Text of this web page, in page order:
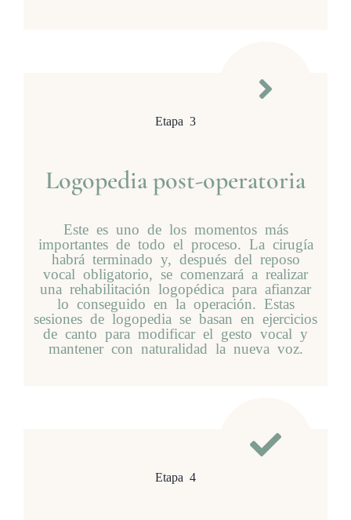
Etapa 3
Logopedia post-operatoria
Este es uno de los momentos más
importantes de todo el proceso. La cirugía
habrá terminado y, después del reposo
vocal obligatorio, se comenzará a realizar
una rehabilitación logopédica para afianzar
lo conseguido en la operación. Estas
sesiones de logopedia se basan en ejercicios
de canto para modificar el gesto vocal y
mantener con naturalidad la nueva voz.
Etapa 4